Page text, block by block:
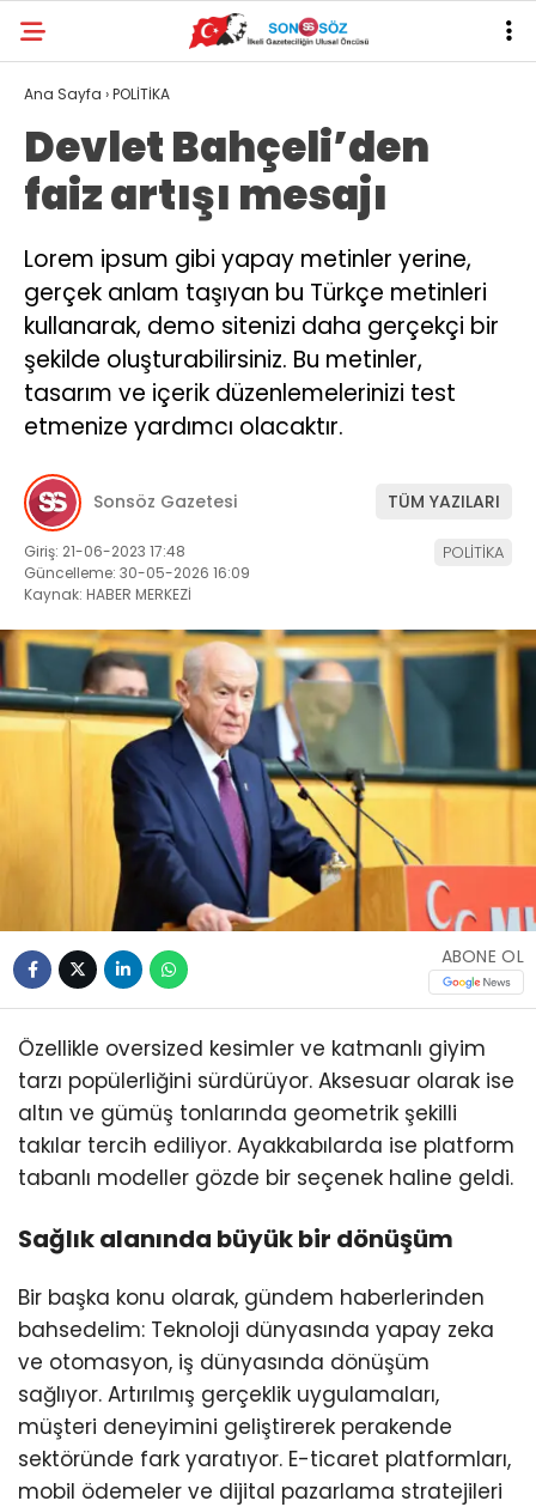
Ana Sayfa ›POLİTİKA
Devlet Bahçeli’den
faiz artışı mesajı
Lorem ipsum gibi yapay metinler yerine,
gerçek anlam taşıyan bu Türkçe metinleri
kullanarak, demo sitenizi daha gerçekçi bir
şekilde oluşturabilirsiniz. Bu metinler,
tasarım ve içerik düzenlemelerinizi test
etmenize yardımcı olacaktır.
Sonsöz Gazetesi TÜM YAZILARI
Giriş: 21-06-2023 17:48
Güncelleme: 30-05-2026 16:09
Kaynak: HABER MERKEZİ
POLİTİKA
ABONE OL
Özellikle oversized kesimler ve katmanlı giyim
tarzı popülerliğini sürdürüyor. Aksesuar olarak ise
altın ve gümüş tonlarında geometrik şekilli
takılar tercih ediliyor. Ayakkabılarda ise platform
tabanlı modeller gözde bir seçenek haline geldi.
Sağlık alanında büyük bir dönüşüm
Bir başka konu olarak, gündem haberlerinden
bahsedelim: Teknoloji dünyasında yapay zeka
ve otomasyon, iş dünyasında dönüşüm
sağlıyor. Artırılmış gerçeklik uygulamaları,
müşteri deneyimini geliştirerek perakende
sektöründe fark yaratıyor. E-ticaret platformları,
mobil ödemeler ve dijital pazarlama stratejileri